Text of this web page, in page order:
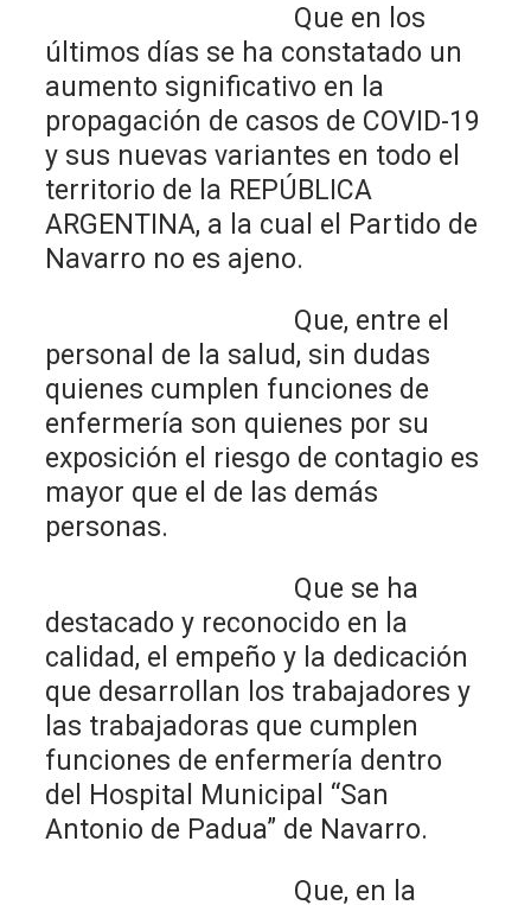
Que en los
últimos días se ha constatado un
aumento significativo en la
propagación de casos de COVID-19
y sus nuevas variantes en todo el
territorio de la REPÚBLICA
ARGENTINA, a la cual el Partido de
Navarro no es ajeno.
Que, entre el
personal de la salud, sin dudas
quienes cumplen funciones de
enfermería son quienes por su
exposición el riesgo de contagio es
mayor que el de las demás
personas.
Que se ha
destacado y reconocido en la
calidad, el empeño y la dedicación
que desarrollan los trabajadores y
las trabajadoras que cumplen
funciones de enfermería dentro
del Hospital Municipal “San
Antonio de Padua” de Navarro.
Que, en la